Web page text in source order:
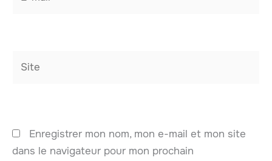
Enregistrer mon nom, mon e-mail et mon site
dans le navigateur pour mon prochain